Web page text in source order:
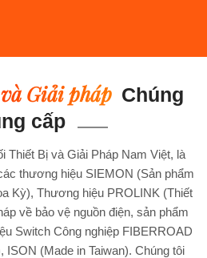
Giải pháp Chúng
cấp
Thiết Bị và Giải Pháp Nam Việt, là
thương hiệu SIEMON (Sản phẩm
Kỳ), Thương hiệu PROLINK (Thiết
về bảo vệ nguồn điện, sản phẩm
Switch Công nghiệp FIBERROAD
ISON (Made in Taiwan). Chúng tôi